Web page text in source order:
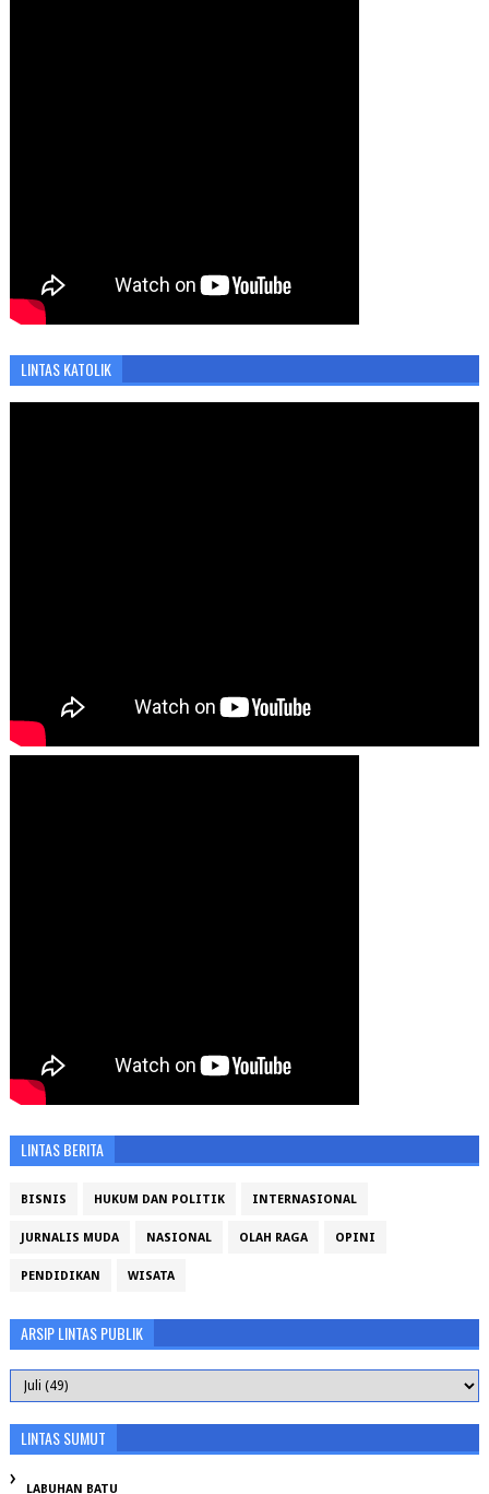
LINTAS KATOLIK
LINTAS BERITA
BISNIS HUKUM DAN POLITIK INTERNASIONAL
JURNALIS MUDA NASIONAL OLAH RAGA OPINI
PENDIDIKAN WISATA
ARSIP LINTAS PUBLIK
LINTAS SUMUT
LABUHAN BATU